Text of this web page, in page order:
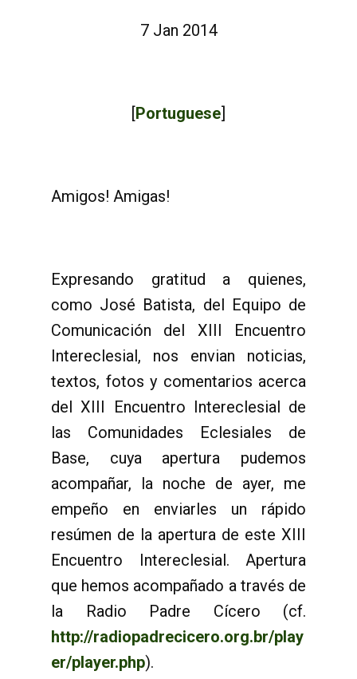
7 Jan 2014
[Portuguese]
Amigos! Amigas!
Expresando gratitud a quienes,
como José Batista, del Equipo de
Comunicación del XIII Encuentro
Intereclesial, nos envian noticias,
textos, fotos y comentarios acerca
del XIII Encuentro Intereclesial de
las Comunidades Eclesiales de
Base, cuya apertura pudemos
acompañar, la noche de ayer, me
empeño en enviarles un rápido
resúmen de la apertura de este XIII
Encuentro Intereclesial. Apertura
que hemos acompañado a través de
la Radio Padre Cícero (cf.
http://radiopadrecicero.org.br/play
er/player.php).